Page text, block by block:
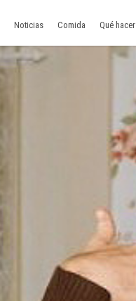
Noticias Comida Qué hacer